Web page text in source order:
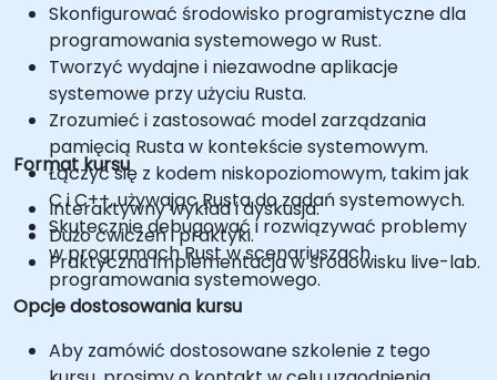
Skonfigurować środowisko programistyczne dla
programowania systemowego w Rust.
Tworzyć wydajne i niezawodne aplikacje
systemowe przy użyciu Rusta.
Zrozumieć i zastosować model zarządzania
pamięcią Rusta w kontekście systemowym.
Łączyć się z kodem niskopoziomowym, takim jak
C i C++, używając Rusta do zadań systemowych.
Skutecznie debugować i rozwiązywać problemy
w programach Rust w scenariuszach
programowania systemowego.
Format kursu
Interaktywny wykład i dyskusja.
Dużo ćwiczeń i praktyki.
Praktyczna implementacja w środowisku live-lab.
Opcje dostosowania kursu
Aby zamówić dostosowane szkolenie z tego